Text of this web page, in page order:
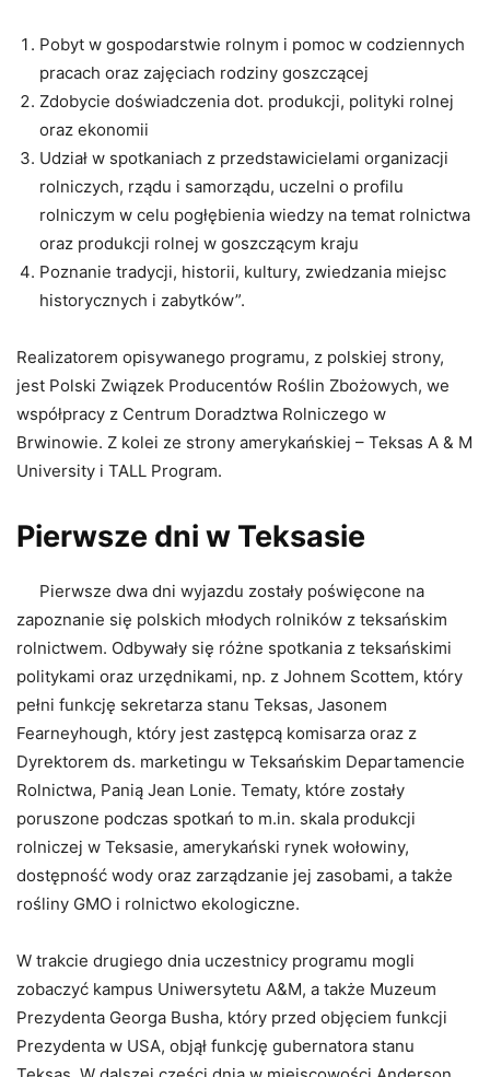
Pobyt w gospodarstwie rolnym i pomoc w codziennych
pracach oraz zajęciach rodziny goszczącej
Zdobycie doświadczenia dot. produkcji, polityki rolnej
oraz ekonomii
Udział w spotkaniach z przedstawicielami organizacji
rolniczych, rządu i samorządu, uczelni o profilu
rolniczym w celu pogłębienia wiedzy na temat rolnictwa
oraz produkcji rolnej w goszczącym kraju
Poznanie tradycji, historii, kultury, zwiedzania miejsc
historycznych i zabytków”.
Realizatorem opisywanego programu, z polskiej strony,
jest Polski Związek Producentów Roślin Zbożowych, we
współpracy z Centrum Doradztwa Rolniczego w
Brwinowie. Z kolei ze strony amerykańskiej – Teksas A & M
University i TALL Program.
Pierwsze dni w Teksasie
Pierwsze dwa dni wyjazdu zostały poświęcone na
zapoznanie się polskich młodych rolników z teksańskim
rolnictwem. Odbywały się różne spotkania z teksańskimi
politykami oraz urzędnikami, np. z Johnem Scottem, który
pełni funkcję sekretarza stanu Teksas, Jasonem
Fearneyhough, który jest zastępcą komisarza oraz z
Dyrektorem ds. marketingu w Teksańskim Departamencie
Rolnictwa, Panią Jean Lonie. Tematy, które zostały
poruszone podczas spotkań to m.in. skala produkcji
rolniczej w Teksasie, amerykański rynek wołowiny,
dostępność wody oraz zarządzanie jej zasobami, a także
rośliny GMO i rolnictwo ekologiczne.
W trakcie drugiego dnia uczestnicy programu mogli
zobaczyć kampus Uniwersytetu A&M, a także Muzeum
Prezydenta Georga Busha, który przed objęciem funkcji
Prezydenta w USA, objął funkcję gubernatora stanu